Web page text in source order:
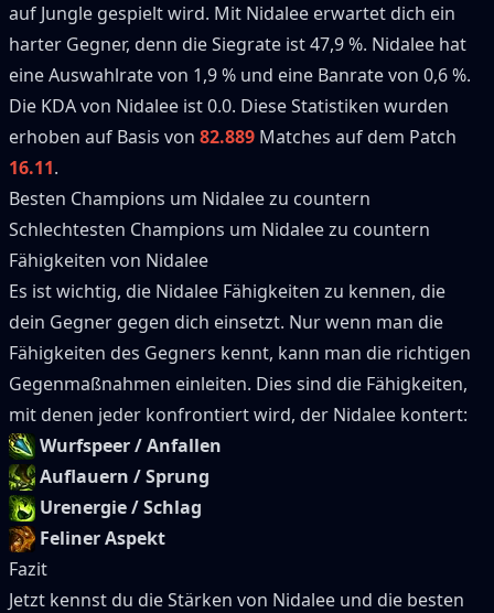
auf Jungle gespielt wird. Mit Nidalee erwartet dich ein
harter Gegner, denn die Siegrate ist47,9 %. Nidalee hat
eine Auswahlrate von 1,9 % und eine Banrate von 0,6 %.
Die KDA von Nidalee ist 0.0. Diese Statistiken wurden
erhoben auf Basis von 82.889 Matches auf dem Patch
16.11.
Besten Champions um Nidaleezu countern
Schlechtesten Champions um Nidaleezu countern
Fähigkeiten von Nidalee
Es ist wichtig, die Nidalee Fähigkeiten zu kennen, die
dein Gegner gegen dich einsetzt. Nur wenn man die
Fähigkeiten des Gegners kennt, kann man die richtigen
Gegenmaßnahmen einleiten. Dies sind die Fähigkeiten,
mit denen jeder konfrontiert wird, der Nidalee kontert:
Wurfspeer / Anfallen
Auflauern / Sprung
Urenergie / Schlag
Feliner Aspekt
Fazit
Jetzt kennst du die Stärken von Nidalee und die besten